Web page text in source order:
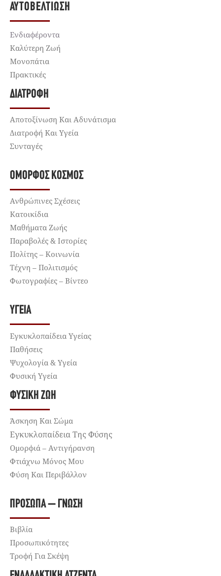
ΑΥΤΟΒΕΛΤΊΩΣΗ
Ενδιαφέροντα
Καλύτερη Ζωή
Μονοπάτια
Πρακτικές
ΔΙΑΤΡΟΦΉ
Αποτοξίνωση Και Αδυνάτισμα
Διατροφή Και Υγεία
Συνταγές
ΌΜΟΡΦΟΣ ΚΌΣΜΟΣ
Ανθρώπινες Σχέσεις
Κατοικίδια
Μαθήματα Ζωής
Παραβολές & Ιστορίες
Πολίτης – Κοινωνία
Τέχνη – Πολιτισμός
Φωτογραφίες – Βίντεο
ΥΓΕΊΑ
Εγκυκλοπαίδεια Υγείας
Παθήσεις
Ψυχολογία & Υγεία
Φυσική Υγεία
ΦΥΣΙΚΉ ΖΩΉ
Άσκηση Και Σώμα
Εγκυκλοπαίδεια Της Φύσης
Ομορφιά – Αντιγήρανση
Φτιάχνω Μόνος Μου
Φύση Και Περιβάλλον
ΠΡΌΣΩΠΑ – ΓΝΏΣΗ
Βιβλία
Προσωπικότητες
Τροφή Για Σκέψη